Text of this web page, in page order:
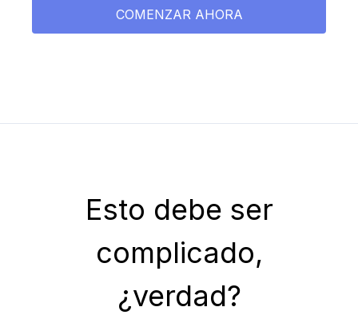
COMENZAR AHORA
Esto debe ser
complicado,
¿verdad?